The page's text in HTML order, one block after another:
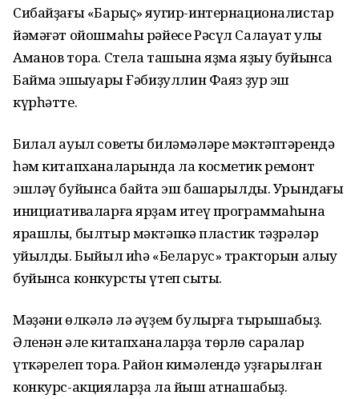
Сибайҙағы «Барыҫ» яугир-интернационалистар
йәмәғәт ойошмаһы рәйесе Рәсүл Салауат улы
Аманов тора. Стела ташына яҙма яҙыу буйынса
Баймаҡ эшҡыуары Ғәбиҙуллин Фаяз ҙур эш
күрһәтте.
Билал ауыл советы биләмәләре мәктәптәрендә
һәм китапханаларында ла косметик ремонт
эшләү буйынса байтаҡ эш башҡарылды. Урындағы
инициативаларға ярҙам итеү программаһына
ярашлы, былтыр мәктәпкә пластик тәҙрәләр
ҡуйылды. Быйыл иһә «Беларус» тракторын алыу
буйынса конкурсты үтеп сыҡтыҡ.
Мәҙәни өлкәлә лә әүҙем булырға тырышабыҙ.
Әленән әле китапханаларҙа төрлө саралар
үткәрелеп тора. Район кимәлендә уҙғарылған
конкурс-акцияларҙа ла йыш ҡатнашабыҙ.